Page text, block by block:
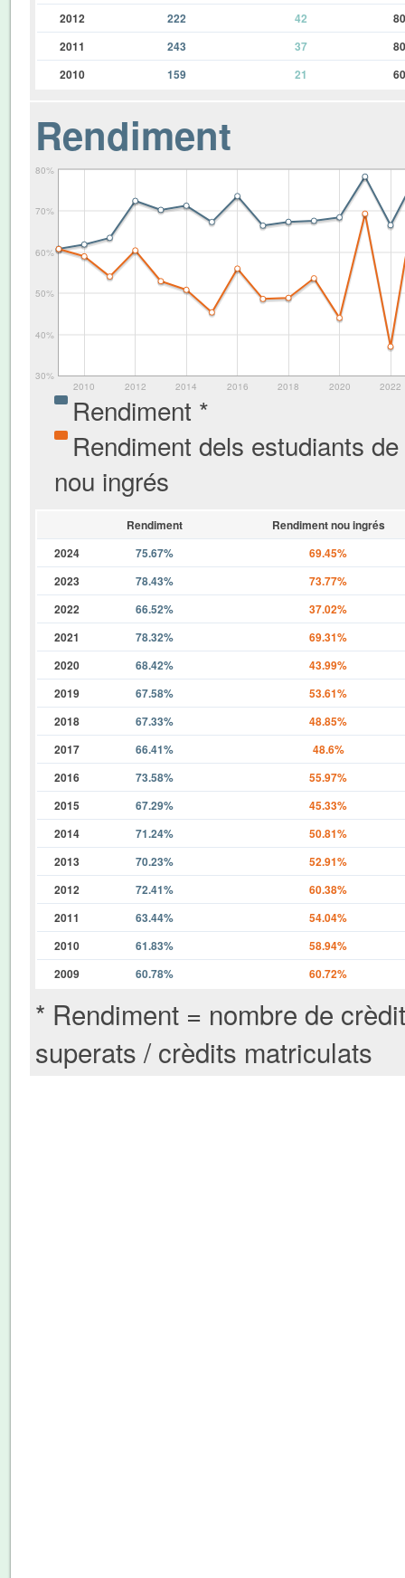
2012
222 42
80
2011
243 37
80
2010
159 21 60
Rendiment
2010 2012 2014 2016 2018 2020 2022
30%
40%
50%
60%
70%
80%
Rendiment *
Rendiment dels estudiants de
nou ingrés
Rendiment
Rendiment nou ingrés
2024
75.67%
69.45%
2023
78.43%
73.77%
2022
66.52%
37.02%
2021
78.32%
69.31%
2020
68.42%
43.99%
2019
67.58%
53.61%
2018
67.33%
48.85%
2017
66.41%
48.6%
2016
73.58%
55.97%
2015
67.29%
45.33%
2014
71.24%
50.81%
2013
70.23%
52.91%
2012
72.41%
60.38%
2011
63.44%
54.04%
2010
61.83%
58.94%
2009
60.78% 60.72%
* Rendiment = nombre de
superats / crèdits matriculats